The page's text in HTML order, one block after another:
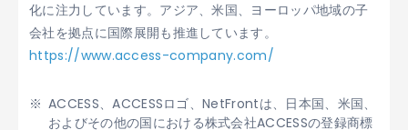
化に注力しています。アジア、米国、ヨーロッパ地域の子
会社を拠点に国際展開も推進しています。
https://www.access-company.com/
ACCESS、ACCESSロゴ、NetFrontは、日本国、米国、
およびその他の国における株式会社ACCESSの登録商標